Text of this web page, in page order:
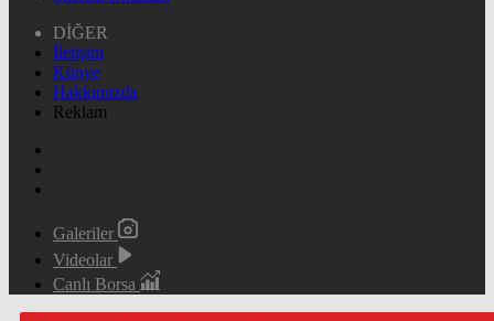
DİĞER
İletişim
Künye
Hakkımızda
Reklam
Galeriler
Videolar
Canlı Borsa